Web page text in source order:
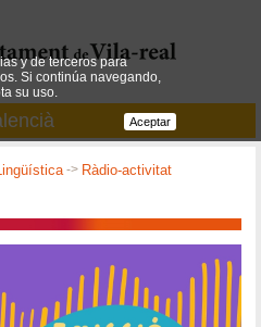
-> Ràdio-activitat
y de terceros para
Si continúa navegando,
su uso.
Aceptar